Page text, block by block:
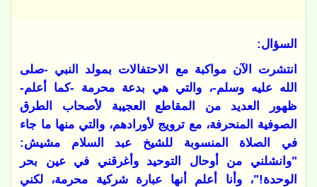
السؤال:
انتشرت الآن مواكبة مع الاحتفالات بمولد النبي -صلى
الله عليه وسلم-، والتي هي بدعة محرمة -كما أعلم-
ظهور العديد من المقاطع العجيبة لأصحاب الطرق
الصوفية المنحرفة، مع ترويج لأورادهم، والتي منها ما جاء
في الصلاة المنسوبة للشيخ عبد السلام مشيش:
"وانشلني من أوحال التوحيد وأغرقني في عين بحر
الوحدة!"، وأنا أعلم أنها عبارة شركية محرمة، لكني